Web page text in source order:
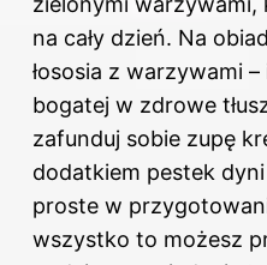
na cały dzień. Na
łososia z warzywami
bogatej w zdrowe
zafunduj sobie zupę
dodatkiem pestek
proste w
wszystko to możesz